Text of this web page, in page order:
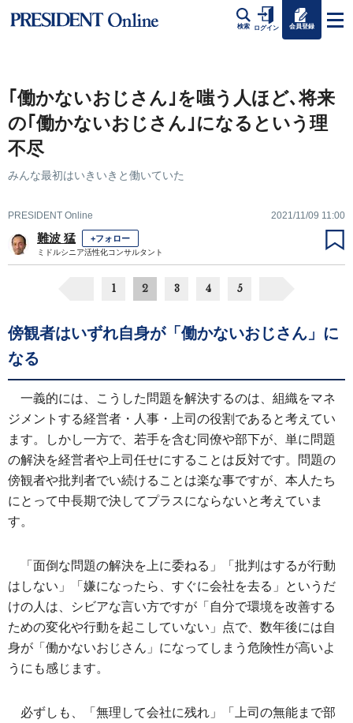
検索 ログイン 会員登録
｢働かないおじさん｣を嗤う人ほど､将来
の｢働かないおじさん｣になるという理
不尽
みんな最初はいきいきと働いていた
PRESIDENT Online 2021/11/09 11:00
難波 猛 +フォロー
ミドルシニア活性化コンサルタント
1 2 3 4 5
傍観者はいずれ自身が「働かないおじさん」に
なる
一義的には、こうした問題を解決するのは、組織をマネ
ジメントする経営者・人事・上司の役割であると考えてい
ます。しかし一方で、若手を含む同僚や部下が、単に問題
の解決を経営者や上司任せにすることは反対です。問題の
傍観者や批判者でい続けることは楽な事ですが、本人たち
にとって中長期で決してプラスにならないと考えていま
す。
「面倒な問題の解決を上に委ねる」「批判はするが行動
はしない」「嫌になったら、すぐに会社を去る」というだ
けの人は、シビアな言い方ですが「自分で環境を改善する
ための変化や行動を起こしていない」点で、数年後には自
身が「働かないおじさん」になってしまう危険性が高いよ
うにも感じます。
必ずしも、「無理して会社に残れ」「上司の無能まで部